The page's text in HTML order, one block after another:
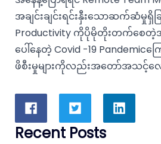
အချင်းချင်းရင်းနှီးသောဆက်ဆံမှုရှိခ
Productivity ကိုပိုမိုတိုးတက်စေတဲ့
ပေါ်နေတဲ့ Covid -19 Pandemic
ဖိစီးမှုများကိုလည်းအတော်အသင့်လ
Recent Posts